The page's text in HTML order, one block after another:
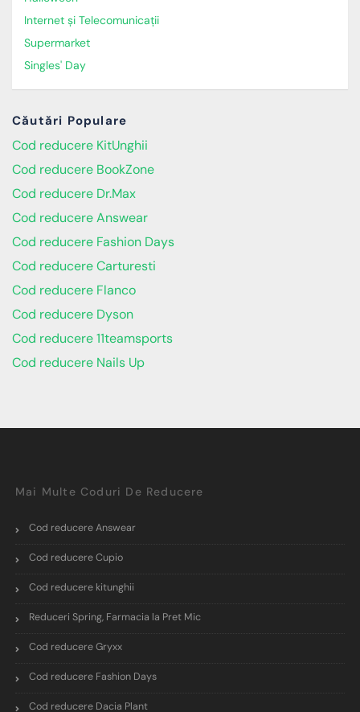
Internet și Telecomunicații
Supermarket
Singles' Day
Căutări Populare
Cod reducere KitUnghii
Cod reducere BookZone
Cod reducere Dr.Max
Cod reducere Answear
Cod reducere Fashion Days
Cod reducere Carturesti
Cod reducere Flanco
Cod reducere Dyson
Cod reducere 11teamsports
Cod reducere Nails Up
Mai Multe Coduri De Reducere
Cod reducere Answear
Cod reducere Cupio
Cod reducere kitunghii
Reduceri Spring, Farmacia la Pret Mic
Cod reducere Gryxx
Cod reducere Fashion Days
Cod reducere Dacia Plant